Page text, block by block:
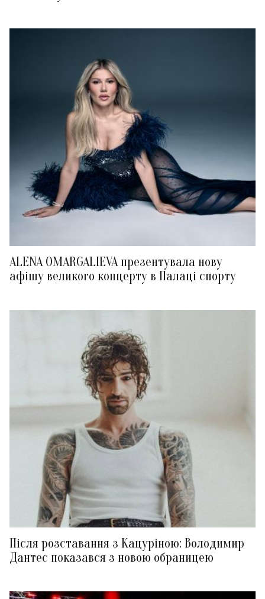
ALENA OMARGALIEVA презентувала нову
афішу великого концерту в Палаці спорту
Після розставання з Кацуріною: Володимир
Дантес показався з новою обраницею